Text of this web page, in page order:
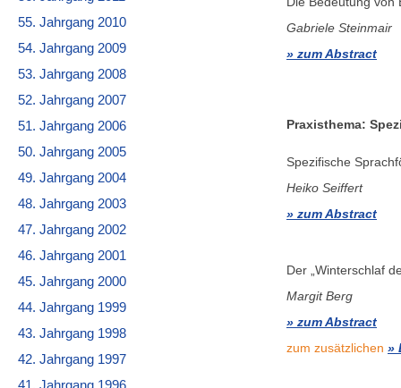
55. Jahrgang 2010
54. Jahrgang 2009
53. Jahrgang 2008
52. Jahrgang 2007
51. Jahrgang 2006
50. Jahrgang 2005
49. Jahrgang 2004
48. Jahrgang 2003
47. Jahrgang 2002
46. Jahrgang 2001
45. Jahrgang 2000
44. Jahrgang 1999
43. Jahrgang 1998
42. Jahrgang 1997
Gabriele Steinmair
zum Abstract
Praxisthema:
Spezifische
Heiko Seiffert
zum Abstract
Der „Winterschlaf
Margit Berg
zum Abstract
zum zusätzlichen